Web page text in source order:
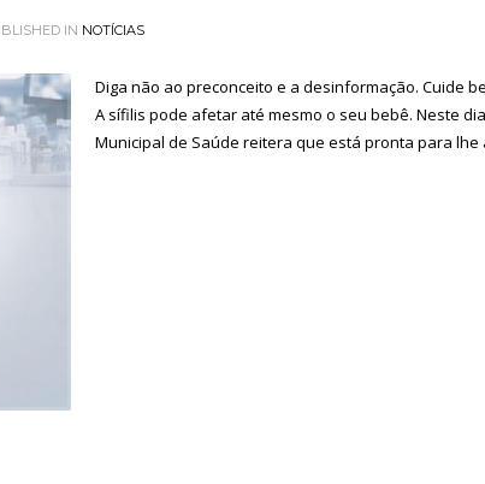
IN NOTÍCIAS
Diga não ao preconceito e a desinformação. Cuide
A sífilis pode afetar até mesmo o seu bebê. Neste
Municipal de Saúde reitera que está pronta para